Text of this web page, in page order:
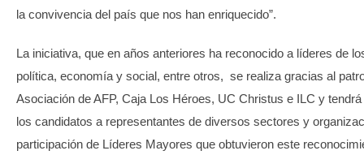
la convivencia del país que nos han enriquecido”.
La iniciativa, que en años anteriores ha reconocido a líderes de
política, economía y social, entre otros, se realiza gracias al
Asociación de AFP, Caja Los Héroes, UC Christus e ILC y
los candidatos a representantes de diversos sectores y
participación de Líderes Mayores que obtuvieron este